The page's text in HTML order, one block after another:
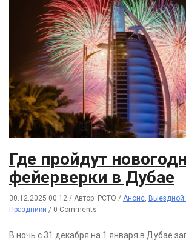
Где пройдут
фейерверки в Дубае
30.12.2025 00:12 / Автор: РСТО / Анонс, Выездной
Праздники / 0 Comments
В ночь с 31 декабря на 1 января в Дубае